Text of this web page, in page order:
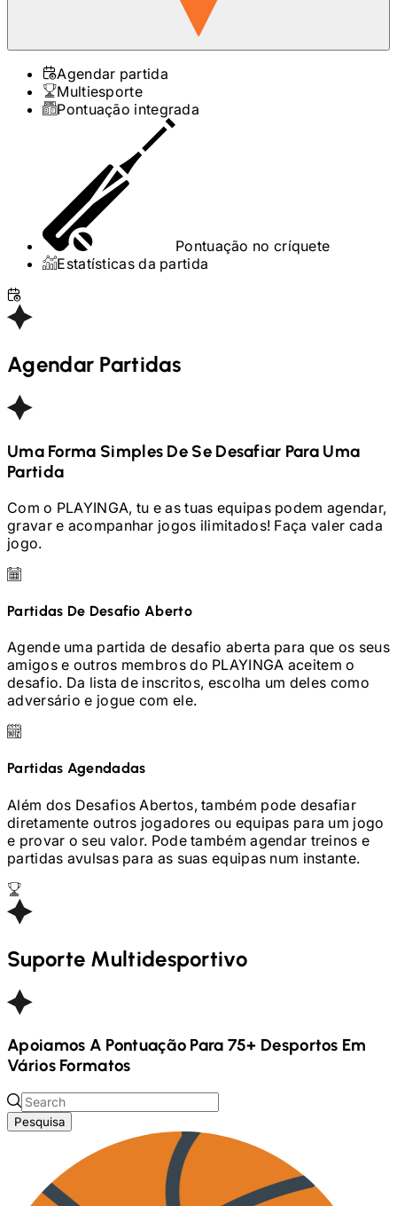
Agendar partida
Multiesporte
Pontuação integrada
Pontuação no críquete
Estatísticas da partida
Agendar Partidas
Uma Forma Simples De Se Desafiar Para Uma
Partida
Com o PLAYINGA, tu e as tuas equipas podem agendar,
gravar e acompanhar jogos ilimitados! Faça valer cada
jogo.
Partidas De Desafio Aberto
Agende uma partida de desafio aberta para que os seus
amigos e outros membros do PLAYINGA aceitem o
desafio. Da lista de inscritos, escolha um deles como
adversário e jogue com ele.
Partidas Agendadas
Além dos Desafios Abertos, também pode desafiar
diretamente outros jogadores ou equipas para um jogo
e provar o seu valor. Pode também agendar treinos e
partidas avulsas para as suas equipas num instante.
Suporte Multidesportivo
Apoiamos A Pontuação Para 75+ Desportos Em
Vários Formatos
Pesquisa